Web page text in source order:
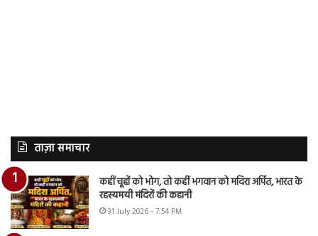
ताज़ा समाचार
कहीं चूहों को भोग, तो कहीं भगवान को मदिरा अर्पित, भारत के
रहस्यमयी मंदिरों की कहानी
31 July 2026 - 7:54 PM